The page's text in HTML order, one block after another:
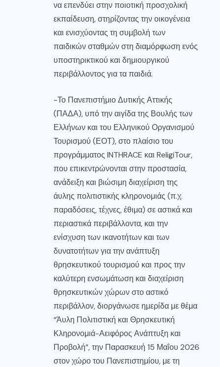
να επενδύει στην ποιοτική προσχολική
εκπαίδευση, στηρίζοντας την οικογένεια
και ενισχύοντας τη συμβολή των
παιδικών σταθμών στη διαμόρφωση ενός
υποστηρικτικού και δημιουργικού
περιβάλλοντος για τα παιδιά.
-Το Πανεπιστήμιο Δυτικής Αττικής
(ΠΑΔΑ), υπό την αιγίδα της Βουλής των
Ελλήνων και του Ελληνικού Οργανισμού
Τουρισμού (ΕΟΤ), στο πλαίσιο του
προγράμματος INTHRACE και ReligiTour,
που επικεντρώνονται στην προστασία,
ανάδειξη και βιώσιμη διαχείριση της
άυλης πολιτιστικής κληρονομιάς (π.χ.
παραδόσεις, τέχνες, έθιμα) σε αστικά και
περιαστικά περιβάλλοντα, και την
ενίσχυση των ικανοτήτων και των
δυνατοτήτων για την ανάπτυξη
θρησκευτικού τουρισμού και προς την
καλύτερη ενσωμάτωση και διαχείριση
θρησκευτικών χώρων στο αστικό
περιβάλλον, διοργάνωσε ημερίδα με θέμα
“Άυλη Πολιτιστική και Θρησκευτική
Κληρονομιά-Αειφόρος Ανάπτυξη και
Προβολή”, την Παρασκευή 15 Μαΐου 2026
στον χώρο του Πανεπιστημίου, με τη